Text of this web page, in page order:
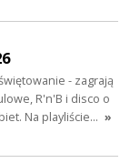
- zagrają
R'n'B i disco o
Na playliście… »